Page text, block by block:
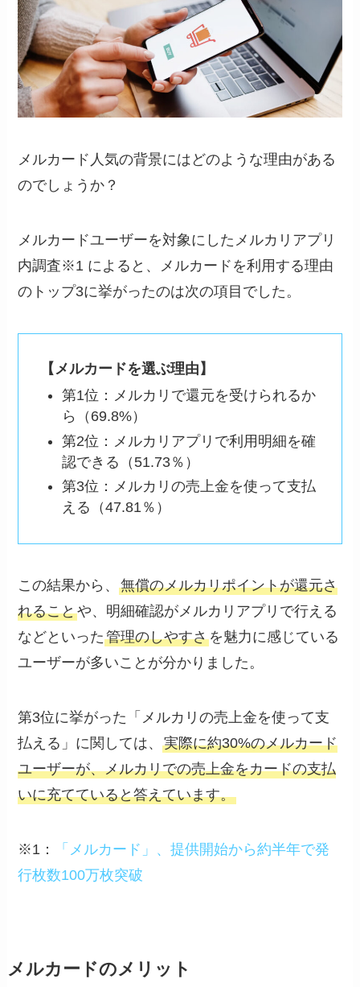
メルカード人気の背景にはどのような理由がある
のでしょうか？
メルカードユーザーを対象にしたメルカリアプリ
内調査※1 によると、メルカードを利用する理由
のトップ3に挙がったのは次の項目でした。
【メルカードを選ぶ理由】
第1位：メルカリで還元を受けられるか
ら（69.8%）
第2位：メルカリアプリで利用明細を確
認できる（51.73％）
第3位：メルカリの売上金を使って支払
える（47.81％）
この結果から、無償のメルカリポイントが還元さ
れることや、明細確認がメルカリアプリで行える
などといった管理のしやすさを魅力に感じている
ユーザーが多いことが分かりました。
第3位に挙がった「メルカリの売上金を使って支
払える」に関しては、実際に約30%のメルカード
ユーザーが、メルカリでの売上金をカードの支払
いに充てていると答えています。
※1：
「メルカード」、提供開始から約半年で発
行枚数100万枚突破
メルカードのメリット